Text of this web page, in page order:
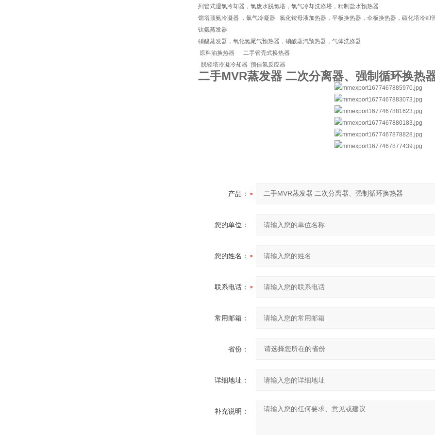
列管式湿氯冷却器，氯废水脱氯塔，氯气冷却洗涤塔，精制盐水预热器
馏塔顶氨冷凝器 ，氯气冷凝器 氯化铵母液加热器，平板换热器，伞板换热器，碳化塔冷却
钛氨蒸发器
硝酸蒸发器，氧化氮尾气预热器，硝酸蒸汽预热器，气体洗涤器
原料油换热器 二手管壳式换热器
脱轻塔冷凝冷却器 预佳氢反应器
二手MVR蒸发器 二次分离器、强制循环换热
产品：
您的单位：
您的姓名：
联系电话：
常用邮箱：
省份：
详细地址：
补充说明：